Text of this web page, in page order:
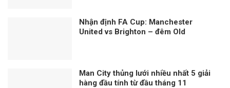
Nhận định FA Cup: Manchester
United vs Brighton – đêm Old
Man City thủng lưới nhiều nhất 5 giải
hàng đầu tính từ đầu tháng 11